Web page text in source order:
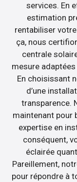
services. En
estimation
rentabiliser
ça, nous
centrale
mesure
En choisissant
d’une
transparence.
maintenant pour
expertise en
conséquent,
éclairée
Pareillement,
pour répondre à